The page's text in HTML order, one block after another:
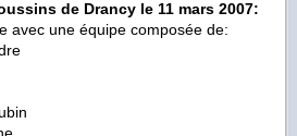
de Drancy le 11 mars 2007:
avec une équipe composée de: